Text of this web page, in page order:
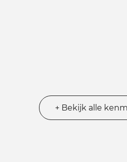
+ Bekijk alle